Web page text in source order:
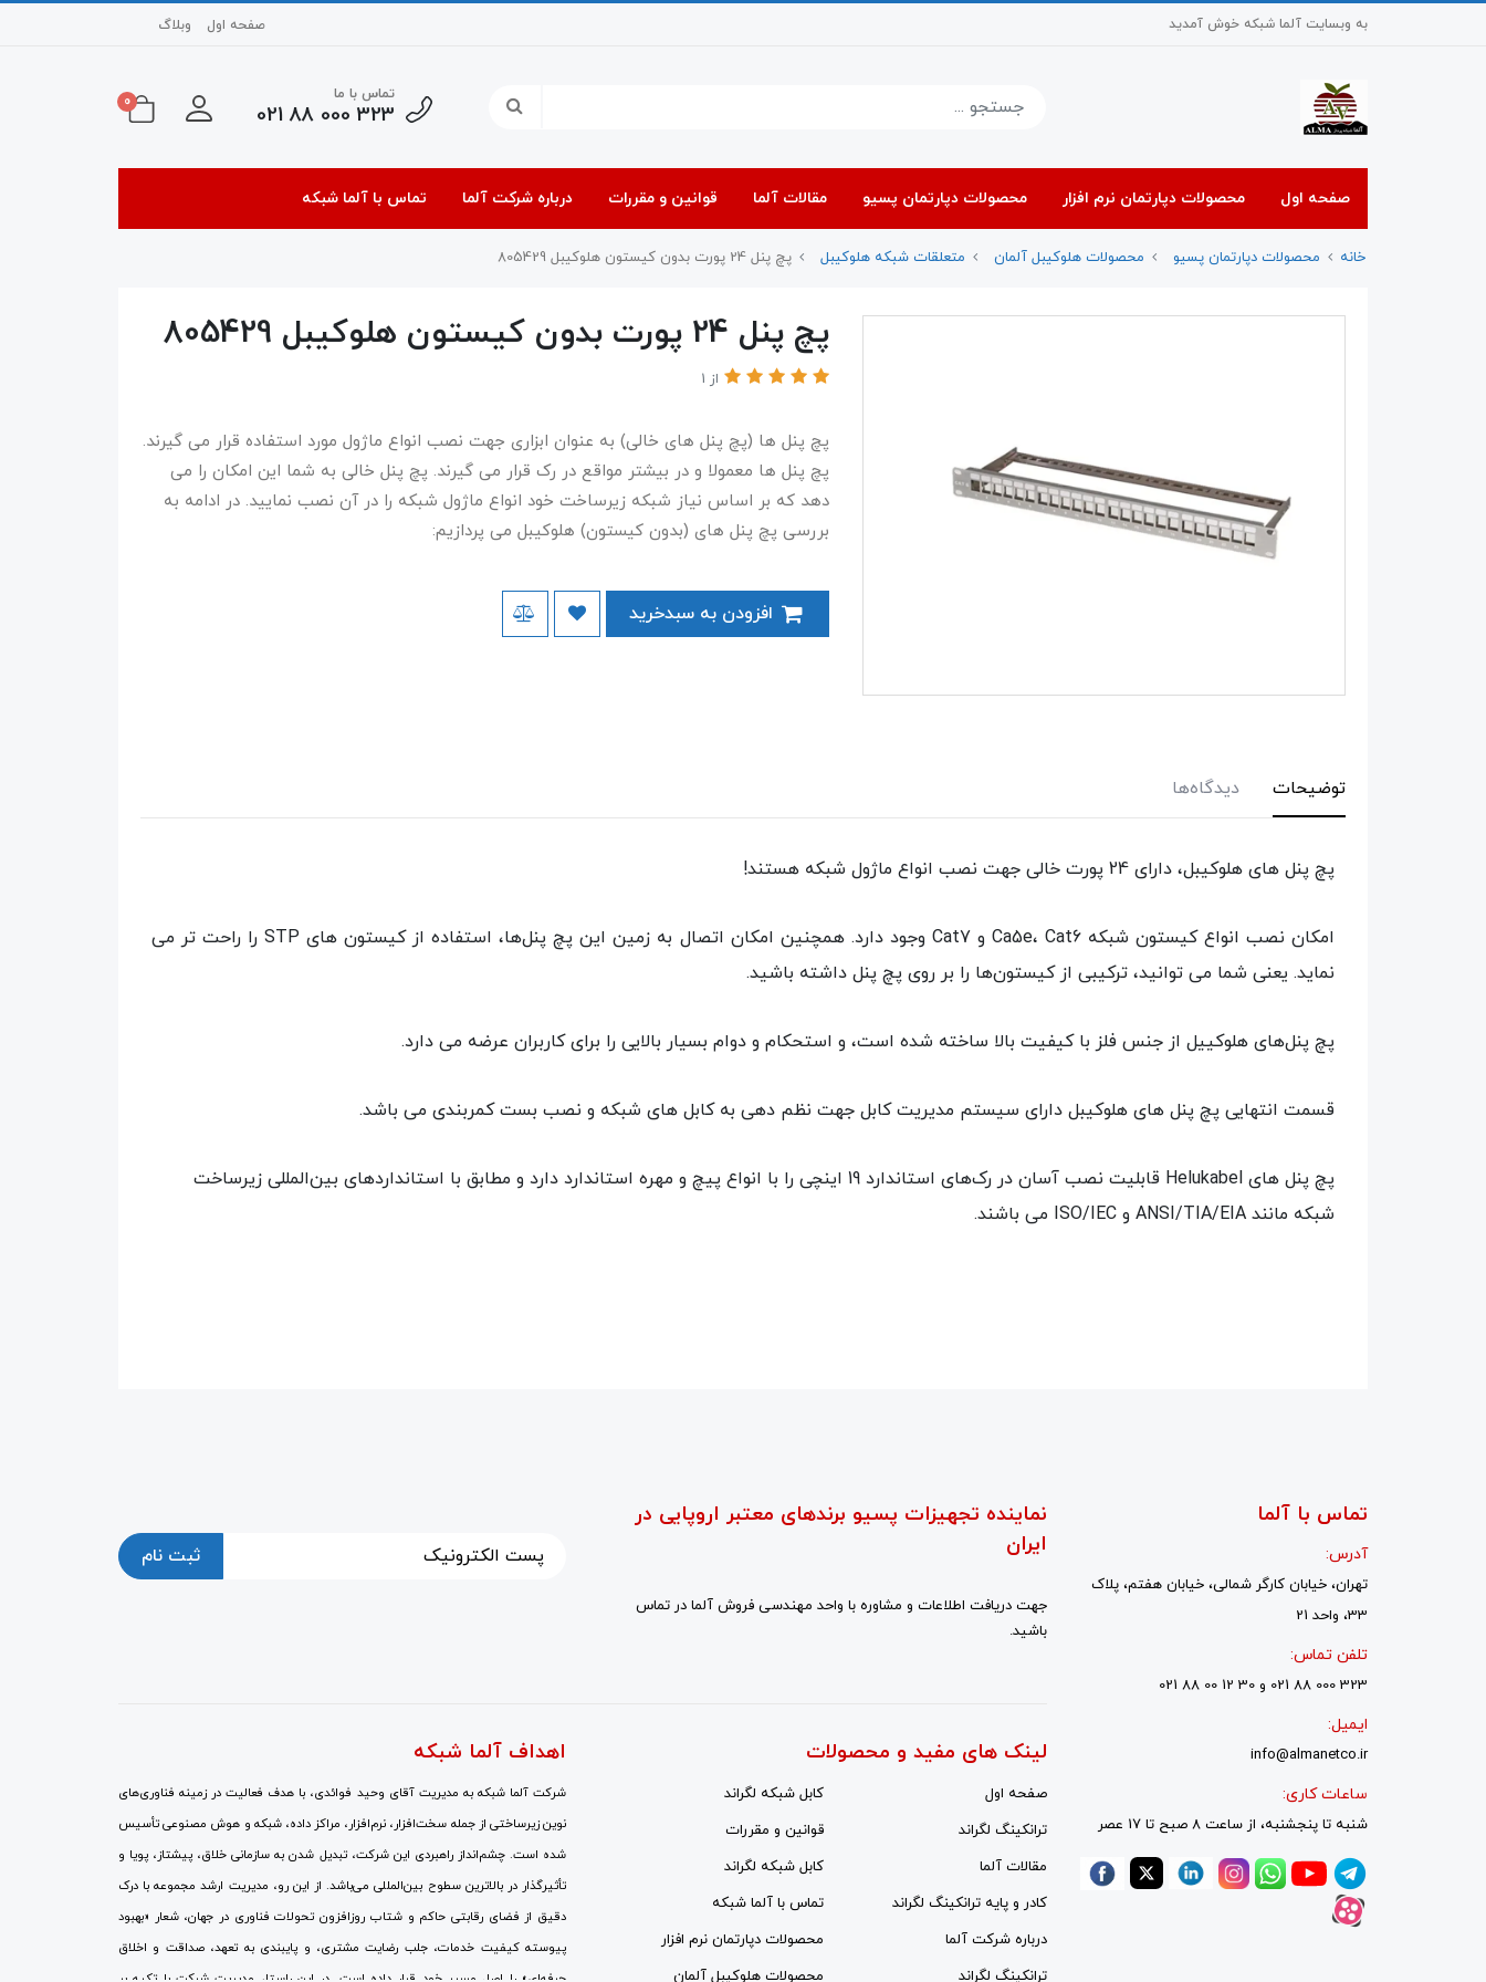
به وبسایت آلما شبکه خوش آمدید صفحه اول وبلاگ
تماس با ما
323 000 88 021
0
صفحه اول محصولات دپارتمان نرم افزار محصولات دپارتمان پسیو مقالات آلما قوانین و مقررات درباره شرکت آلما تماس با آلما شبکه
خانه محصولات دپارتمان پسیو محصولات هلوکیبل آلمان متعلقات شبکه هلوکیبل پچ پنل 24 پورت بدون کیستون هلوکیبل 805429
پچ پنل 24 پورت بدون کیستون هلوکیبل 805429
از 1
پچ پنل ها (پچ پنل های خالی) به عنوان ابزاری جهت نصب انواع ماژول مورد استفاده قرار می گیرند.
پچ پنل ها معمولا و در بیشتر مواقع در رک قرار می گیرند. پچ پنل خالی به شما این امکان را می
دهد که بر اساس نیاز شبکه زیرساخت خود انواع ماژول شبکه را در آن نصب نمایید. در ادامه به
بررسی پچ پنل های (بدون کیستون) هلوکیبل می پردازیم:
توضیحات دیدگاه‌ها
پچ پنل های هلوکیبل، دارای 24 پورت خالی جهت نصب انواع ماژول شبکه هستند!
امکان نصب انواع کیستون شبکه Ca5e، Cat6 و Cat7 وجود دارد. همچنین امکان اتصال به زمین این پچ پنل‌ها، استفاده از کیستون های STP را راحت تر می
نماید. یعنی شما می توانید، ترکیبی از کیستون‌ها را بر روی پچ پنل داشته باشید.
پچ پنل‌های هلوکییل از جنس فلز با کیفیت بالا ساخته شده است، و استحکام و دوام بسیار بالایی را برای کاربران عرضه می دارد.
قسمت انتهایی پچ پنل های هلوکیبل دارای سیستم مدیریت کابل جهت نظم دهی به کابل های شبکه و نصب بست کمربندی می باشد.
پچ پنل های Helukabel قابلیت نصب آسان در رک‌های استاندارد 19 اینچی را با انواع پیچ و مهره استاندارد دارد و مطابق با استانداردهای بین‌المللی زیرساخت
شبکه مانند ANSI/TIA/EIA و ISO/IEC می باشند.
تماس با آلما
آدرس:
تهران، خیابان کارگر شمالی، خیابان هفتم، پلاک
33، واحد 21
تلفن تماس:
323 000 88 021 و 30 12 00 88 021
ایمیل:
info@almanetco.ir
ساعات کاری:
شنبه تا پنجشنبه، از ساعت 8 صبح تا 17 عصر
نماینده تجهیزات پسیو برندهای معتبر اروپایی در
ایران
جهت دریافت اطلاعات و مشاوره با واحد مهندسی فروش آلما در تماس
باشید.
ثبت نام
لینک های مفید و محصولات
صفحه اول
کابل شبکه لگراند
ترانکینگ لگراند
قوانین و مقررات
مقالات آلما
کابل شبکه لگراند
کادر و پایه ترانکینگ لگراند
تماس با آلما شبکه
درباره شرکت آلما
محصولات دپارتمان نرم افزار
ترانکینگ لگراند
محصولات هلوکیبل آلمان
اهداف آلما شبکه
شرکت آلما شبکه به مدیریت آقای وحید فوائدی، با هدف فعالیت در زمینه فناوری‌های
نوین زیرساختی از جمله سخت‌افزار، نرم‌افزار، مراکز داده، شبکه و هوش مصنوعی تأسیس
شده است. چشم‌انداز راهبردی این شرکت، تبدیل شدن به سازمانی خلاق، پیشتاز، پویا و
تأثیرگذار در بالاترین سطوح بین‌المللی می‌باشد. از این رو، مدیریت ارشد مجموعه با درک
دقیق از فضای رقابتی حاکم و شتاب روزافزون تحولات فناوری در جهان، شعار «بهبود
پیوسته کیفیت خدمات، جلب رضایت مشتری، و پایبندی به تعهد، صداقت و اخلاق
حرفه‌ای» را اصل مسیر خود قرار داده است. در این راستا، مدیریت شرکت با تکیه بر